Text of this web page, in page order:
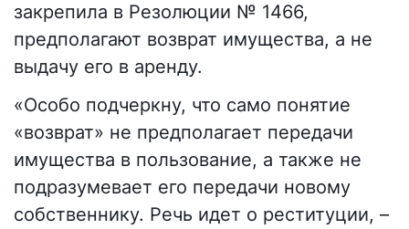
закрепила в Резолюции № 1466,
предполагают возврат имущества, а не
выдачу его в аренду.
«Особо подчеркну, что само понятие
«возврат» не предполагает передачи
имущества в пользование, а также не
подразумевает его передачи новому
собственнику. Речь идет о реституции, –